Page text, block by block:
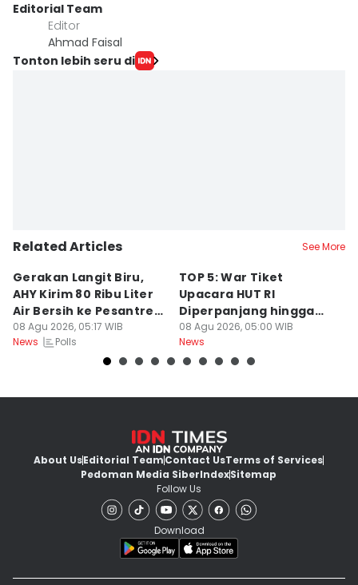
Editorial Team
Editor
Ahmad Faisal
Tonton lebih seru di
Related Articles See More
Gerakan Langit Biru,
AHY Kirim 80 Ribu Liter
Air Bersih ke Pesantren
Madura
08 Agu 2026, 05:17 WIB
News
Polls
TOP 5: War Tiket
Upacara HUT RI
Diperpanjang hingga
Prabowo Evaluasi Bahlil
08 Agu 2026, 05:00 WIB
News
About UsEditorial TeamContact UsTerms of Services
Pedoman Media SiberIndexSitemap
Follow Us
Download